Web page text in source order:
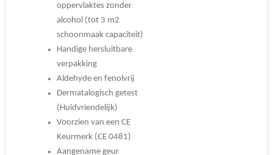
oppervlaktes zonder
alcohol (tot 3 m2
schoonmaak capaciteit)
Handige hersluitbare
verpakking
Aldehyde en fenolvrij
Dermatalogisch getest
(Huidvriendelijk)
Voorzien van een CE
Keurmerk (CE 0481)
Aangename geur